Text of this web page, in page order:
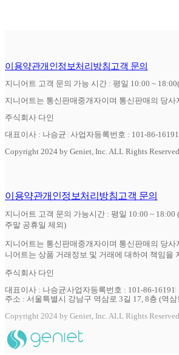
이용약관개인정보처리방침고객 문의
지니어트 고객 문의 가능 시간 : 평일 10:00 ~
지니어트는 통신판매중개자이며 통신판매의 당
주식회사 다인
대표이사 : 나승균 사업자등록번호 : 101-86-16191
Copyright 2024 by Geniet, Inc. ALL Rights Reserved
이용약관개인정보처리방침고객 문의
지니어트 고객 문의 가능시간 : 평일 10:00 ~ 18:00
주말 공휴일 제외)
지니어트는 통신판매중개자이며 통신판매의 당사
니어트는 상품 거래정보 및 거래에 대하여 책임을
주식회사 다인
대표이사 : 나승균사업자등록번호 : 101-86-16191
주소 : 서울특별시 강남구 역삼로 3길 17, 8층 (역
Copyright 2024 by Geniet, Inc. ALL Rights Reserved